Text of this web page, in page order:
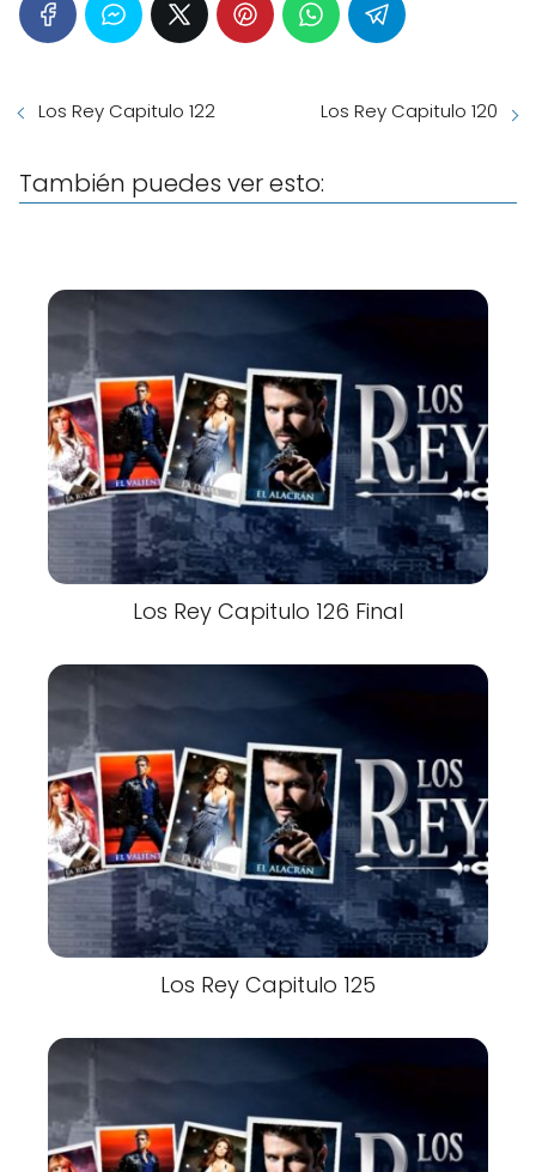
Los Rey Capitulo 122 Los Rey Capitulo 120
También puedes ver esto:
Los Rey Capitulo 126 Final
Los Rey Capitulo 125